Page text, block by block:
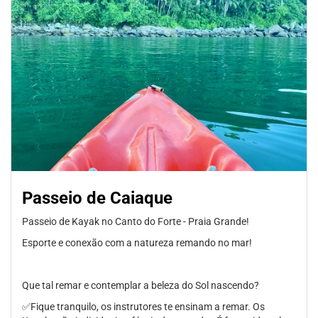
Passeio de Caiaque
Passeio de Kayak no Canto do Forte - Praia Grande!
Esporte e conexão com a natureza remando no mar!
Que tal remar e contemplar a beleza do Sol nascendo?
✅Fique tranquilo, os instrutores te ensinam a remar. Os